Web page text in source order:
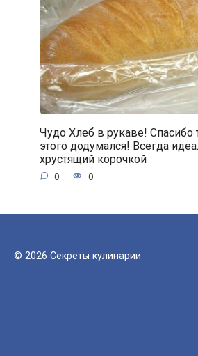
Чудо Хлеб в рукаве! Спасибо
этого додумался! Всегда
хрустящий корочкой
0 0
© 2026 Секреты кулинарии